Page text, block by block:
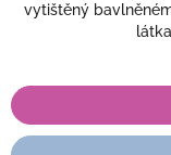
vytištěný